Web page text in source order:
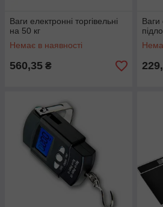
Ваги електронні торгівельні
на 50 кг
Немає в наявності
560,35 ₴
Ваги